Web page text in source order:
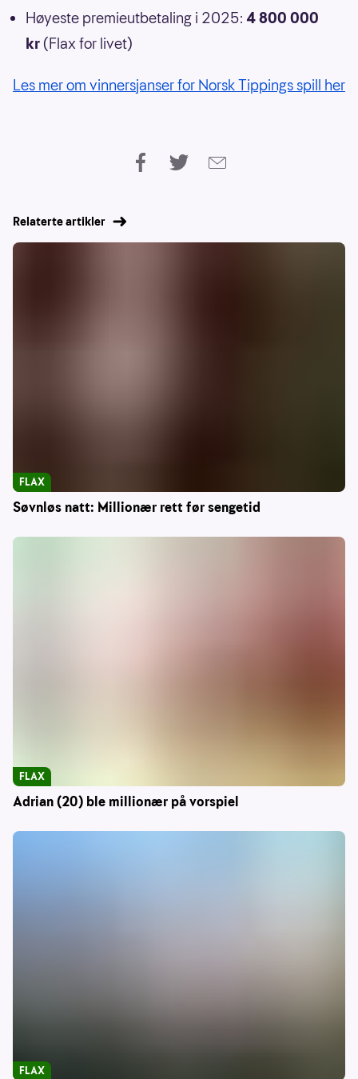
Høyeste premieutbetaling i 2025: 4 800 000
kr (Flax for livet)
Les mer om vinnersjanser for Norsk Tippings spill her
Relaterte artikler
Søvnløs natt: Millionær rett før sengetid
FLAX
Adrian (20) ble millionær på vorspiel
FLAX
FLAX